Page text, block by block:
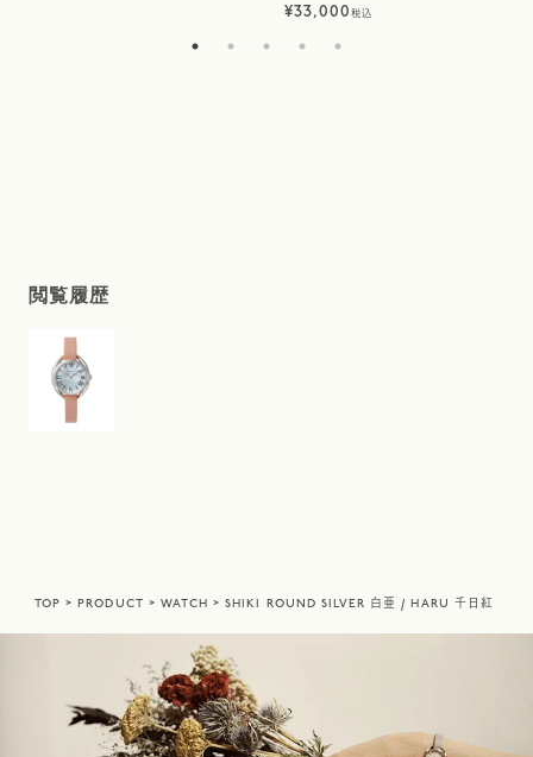
¥33,000税込
閲覧履歴
TOP PRODUCT WATCH SHIKI ROUND SILVER 白亜 / HARU 千日紅